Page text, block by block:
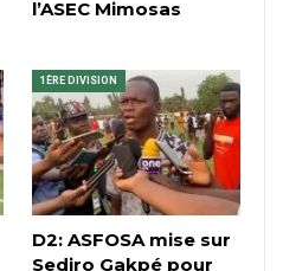
l’ASEC Mimosas
1ÈRE DIVISION
D2: ASFOSA mise sur
Sedjro Gakpé pour